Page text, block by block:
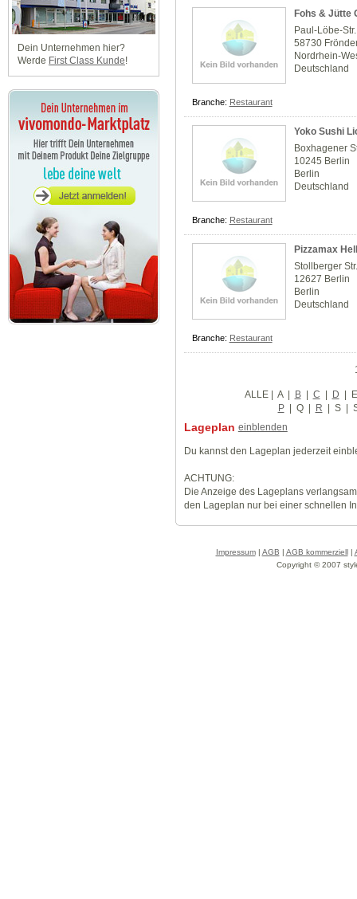
Dein Unternehmen hier?
Werde First Class Kunde!
Fohs & Jütte
Paul-Löbe-
58730
Nordrhein-
Deutschland
Branche: Restaurant
Yoko Sushi
Boxhagener
10245 Berlin
Berlin
Deutschland
Branche: Restaurant
Pizzamax
Stollberger
12627 Berlin
Berlin
Deutschland
Branche: Restaurant
ALLE| A | B | C | D |
P | Q | R | S |
Lageplan einblenden
Du kannst den Lageplan jederzeit
ACHTUNG:
Die Anzeige des Lageplans
den Lageplan nur bei einer schnellen
Impressum| AGB | AGB kommerziell|
Copyright © 2007